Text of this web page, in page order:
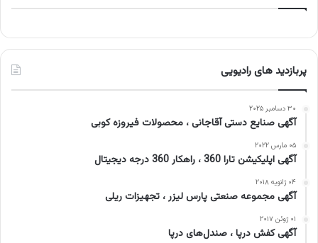
پربازدید های رادیویی
۳۰ دسامبر ۲۰۲۵
آگهی صنایع دستی آقاجانی ، محصولات فیروزه کوبی
۰۵ مارس ۲۰۲۲
آگهی اپلیکیشن تارا 360 ، راهکار 360 درجه دیجیتال
۰۴ ژانویه ۲۰۱۸
آگهی مجموعه صنعتی پارس لیزر ، تجهیزات ریلی
۰۱ ژوئن ۲۰۱۷
آگهی کفش درپا ، صندل‌های درپا